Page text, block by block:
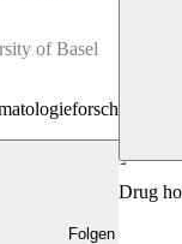
of Basel
Folgen
Drug